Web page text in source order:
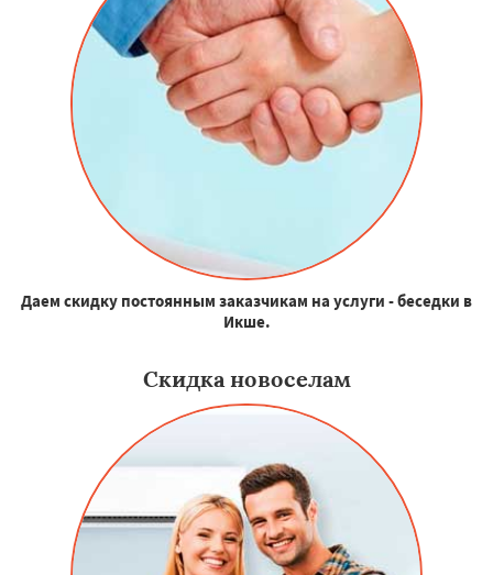
Даем скидку постоянным заказчикам на услуги - беседки в
Икше.
Скидка новоселам